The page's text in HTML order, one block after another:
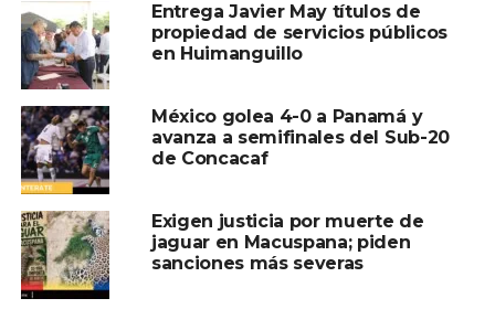
TEMAS RELACIONADOS: PORTADA
A CONTINUACIÓN
Ángela Aguilar sorprende con nuevo cambio
de look: luce cabello lacio y largo
NO TE PIERDAS
Ángel del Villar, de Del Records, es declarado
culpable tras caso Gerardo Ortiz
Entrega Javier May títulos de
propiedad de servicios públicos
en Huimanguillo
México golea 4-0 a Panamá y
avanza a semifinales del Sub-20
de Concacaf
Exigen justicia por muerte de
jaguar en Macuspana; piden
sanciones más severas